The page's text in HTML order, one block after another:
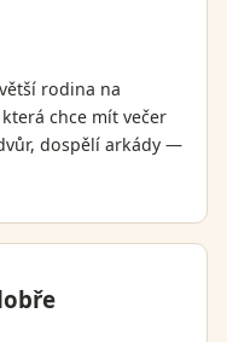
rodina na
chce mít večer
dospělí arkády —